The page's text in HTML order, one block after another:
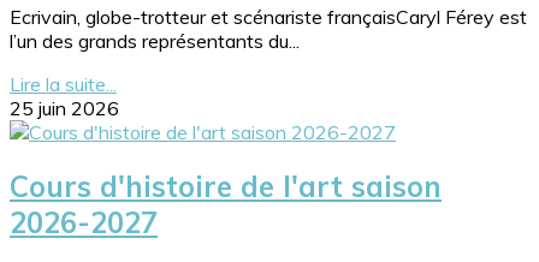
Ecrivain, globe-trotteur et scénariste françaisCaryl Férey est
l’un des grands représentants du...
Lire la suite...
25 juin 2026
Cours d'histoire de l'art saison
2026-2027